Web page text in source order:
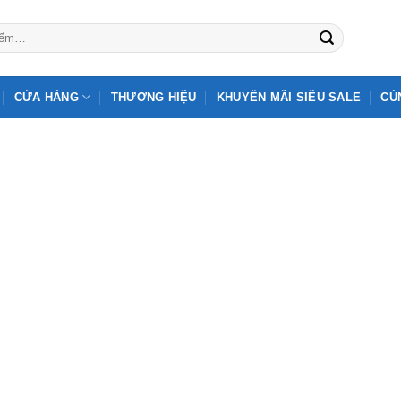
CỬA HÀNG THƯƠNG HIỆU KHUYẾN MÃI SIÊU SALE